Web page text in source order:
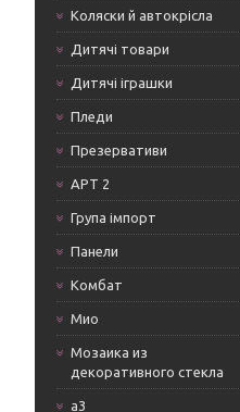
Коляски й автокрісла
Дитячі товари
Дитячі іграшки
Пледи
Презервативи
АРТ 2
Група імпорт
Панели
Комбат
Мио
Мозаика из
декоративного стекла
а3